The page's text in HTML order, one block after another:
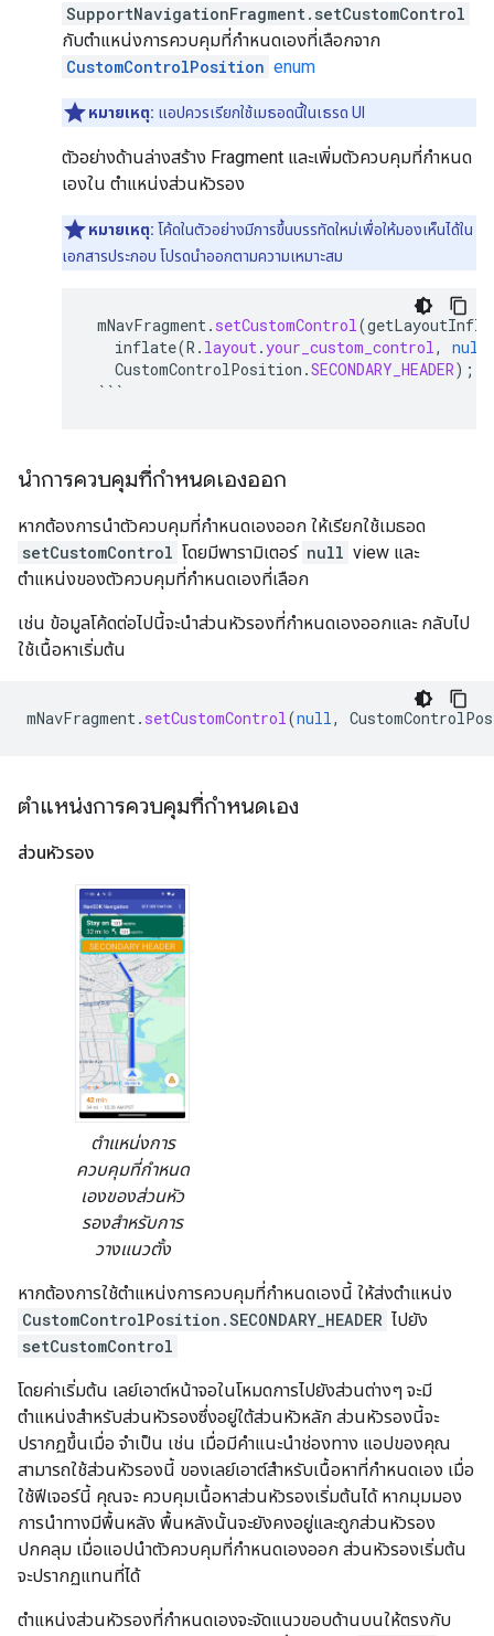
SupportNavigationFragment.setCustomControl
กับตำแหน่งการควบคุมที่กำหนดเองที่เลือกจาก
CustomControlPosition enum
หมายเหตุ: แอปควรเรียกใช้เมธอดนี้ในเธรด UI
ตัวอย่างด้านล่างสร้าง Fragment และเพิ่มตัวควบคุมที่กำหนด
เองใน ตำแหน่งส่วนหัวรอง
หมายเหตุ: โค้ดในตัวอย่างมีการขึ้นบรรทัดใหม่เพื่อให้มองเห็นได้ใน
เอกสารประกอบ โปรดนำออกตามความเหมาะสม
mNavFragment. setCustomControl(
inflate(R . layout.your_custom_control, null
CustomControlPosition .SECONDARY_HEADER);
```
นำการควบคุมที่กำหนดเองออก
หากต้องการนำตัวควบคุมที่กำหนดเองออก ให้เรียกใช้เมธอด
setCustomControl โดยมีพารามิเตอร์ null view และ
ตำแหน่งของตัวควบคุมที่กำหนดเองที่เลือก
เช่น ข้อมูลโค้ดต่อไปนี้จะนำส่วนหัวรองที่กำหนดเองออกและ กลับไป
ใช้เนื้อหาเริ่มต้น
mNavFragment. setCustomControl(null,
ตำแหน่งการควบคุมที่กำหนดเอง
ส่วนหัวรอง
ตำแหน่งการ
ควบคุมที่กำหนด
เองของส่วนหัว
รองสำหรับการ
วางแนวตั้ง
หากต้องการใช้ตำแหน่งการควบคุมที่กำหนดเองนี้ ให้ส่งตำแหน่ง
CustomControlPosition.SECONDARY_HEADER ไปยัง
setCustomControl
โดยค่าเริ่มต้น เลย์เอาต์หน้าจอในโหมดการไปยังส่วนต่างๆ จะมี
ตำแหน่งสำหรับส่วนหัวรองซึ่งอยู่ใต้ส่วนหัวหลัก ส่วนหัวรองนี้จะ
ปรากฏขึ้นเมื่อ จำเป็น เช่น เมื่อมีคำแนะนำช่องทาง แอปของคุณ
สามารถใช้ส่วนหัวรองนี้ ของเลย์เอาต์สำหรับเนื้อหาที่กำหนดเอง เมื่อ
ใช้ฟีเจอร์นี้ คุณจะ ควบคุมเนื้อหาส่วนหัวรองเริ่มต้นได้ หากมุมมอง
การนำทางมีพื้นหลัง พื้นหลังนั้นจะยังคงอยู่และถูกส่วนหัวรอง
ปกคลุม เมื่อแอปนำตัวควบคุมที่กำหนดเองออก ส่วนหัวรองเริ่มต้น
จะปรากฏแทนที่ได้
ตำแหน่งส่วนหัวรองที่กำหนดเองจะจัดแนวขอบด้านบนให้ตรงกับ